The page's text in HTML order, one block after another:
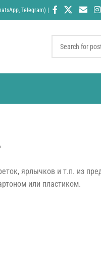
Telegram) |
ярлычков и т.п. из
или пластиком.